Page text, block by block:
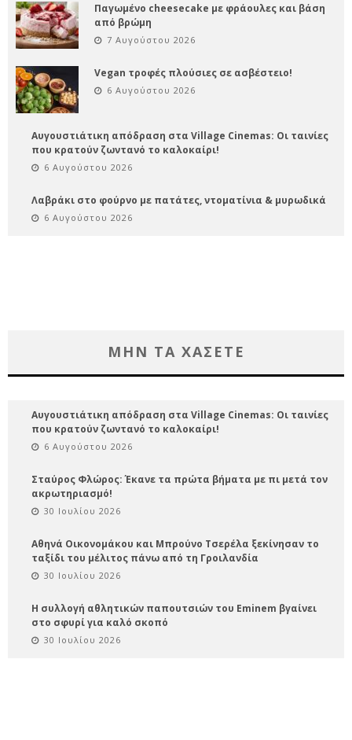
Παγωμένο cheesecake με φράουλες και βάση
από βρώμη
7 Αυγούστου 2026
Vegan τροφές πλούσιες σε ασβέστειο!
6 Αυγούστου 2026
Αυγουστιάτικη απόδραση στα Village Cinemas: Οι ταινίες
που κρατούν ζωντανό το καλοκαίρι!
6 Αυγούστου 2026
Λαβράκι στο φούρνο με πατάτες, ντοματίνια & μυρωδικά
6 Αυγούστου 2026
ΜΗΝ ΤΑ ΧΑΣΕΤΕ
Αυγουστιάτικη απόδραση στα Village Cinemas: Οι ταινίες
που κρατούν ζωντανό το καλοκαίρι!
6 Αυγούστου 2026
Σταύρος Φλώρος: Έκανε τα πρώτα βήματα με πι μετά τον
ακρωτηριασμό!
30 Ιουλίου 2026
Αθηνά Οικονομάκου και Μπρούνο Τσερέλα ξεκίνησαν το
ταξίδι του μέλιτος πάνω από τη Γροιλανδία
30 Ιουλίου 2026
Η συλλογή αθλητικών παπουτσιών του Eminem βγαίνει
στο σφυρί για καλό σκοπό
30 Ιουλίου 2026